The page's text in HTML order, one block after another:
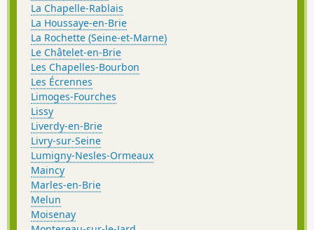
La Chapelle-Rablais
La Houssaye-en-Brie
La Rochette (Seine-et-Marne)
Le Châtelet-en-Brie
Les Chapelles-Bourbon
Les Écrennes
Limoges-Fourches
Lissy
Liverdy-en-Brie
Livry-sur-Seine
Lumigny-Nesles-Ormeaux
Maincy
Marles-en-Brie
Melun
Moisenay